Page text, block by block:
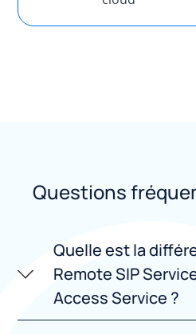
Questions
Quelle est la
Remote SIP
Access Service ?